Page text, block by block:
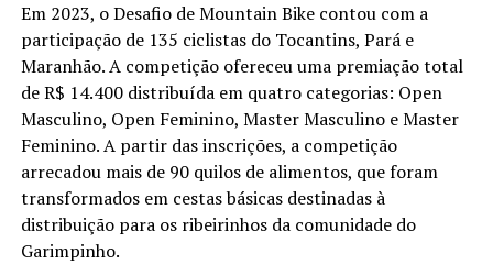
Em 2023, o Desafio de Mountain Bike contou com a
participação de 135 ciclistas do Tocantins, Pará e
Maranhão. A competição ofereceu uma premiação total
de R$ 14.400 distribuída em quatro categorias: Open
Masculino, Open Feminino, Master Masculino e Master
Feminino. A partir das inscrições, a competição
arrecadou mais de 90 quilos de alimentos, que foram
transformados em cestas básicas destinadas à
distribuição para os ribeirinhos da comunidade do
Garimpinho.